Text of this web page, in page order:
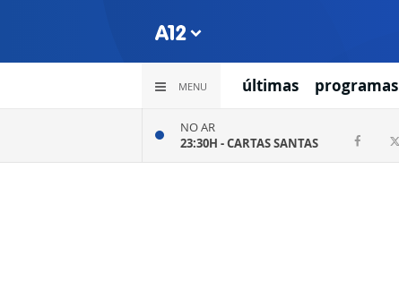
MENU últimas programas
NO AR
23:30H -CARTAS SANTAS